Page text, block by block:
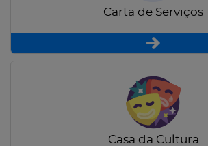
Carta de Serviços
Casa da Cultura